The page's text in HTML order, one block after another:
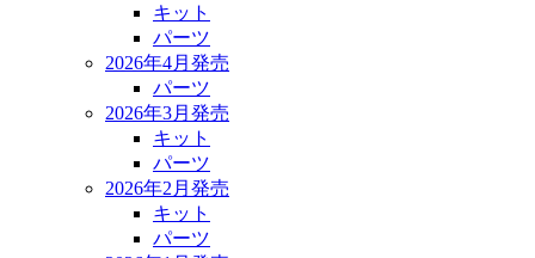
キット
パーツ
2026年4月発売
パーツ
2026年3月発売
キット
パーツ
2026年2月発売
キット
パーツ